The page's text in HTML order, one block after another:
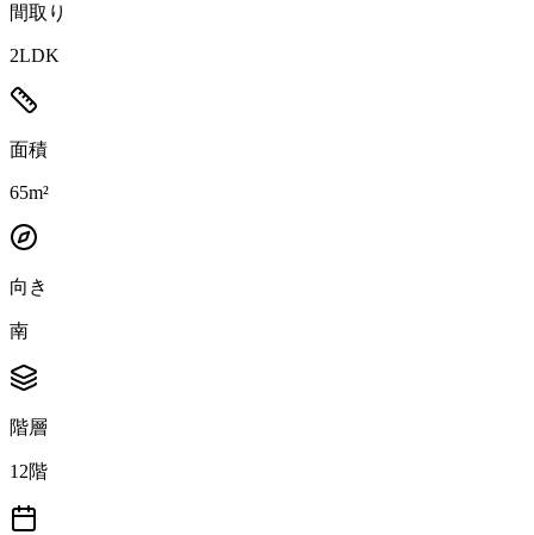
間取り
2LDK
面積
65m²
向き
南
階層
12階